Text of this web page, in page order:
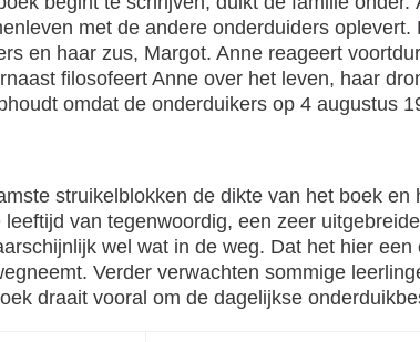
met de andere onderduiders oplevert.
en haar zus, Margot. Anne reageert
filosofeert Anne over het leven, haar
omdat de onderduikers op 4 augustus
struikelblokken de dikte van het boek
van tegenwoordig, een zeer
wel wat in de weg. Dat het hier
Verder verwachten sommige
draait vooral om de dagelijkse